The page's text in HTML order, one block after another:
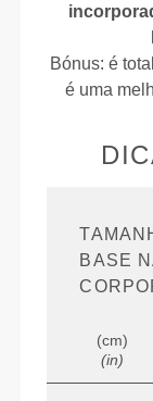
Bónus: é
é uma
BASE
(cm)
(in)